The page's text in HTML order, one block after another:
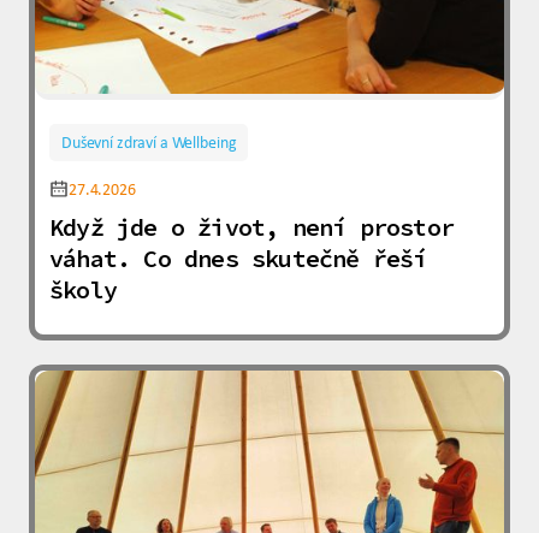
Duševní zdraví a Wellbeing
27.4.2026
Když jde o život, není prostor
váhat. Co dnes skutečně řeší
školy